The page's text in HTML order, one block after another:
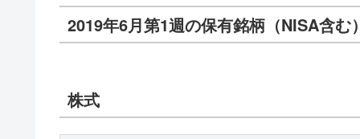
2019年6月第1週の保有銘柄（NISA含む
株式